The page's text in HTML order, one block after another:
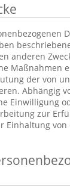
anderen
Maßnahmen
der von
Abhängig
Einwilligung
zur
Einhaltung von